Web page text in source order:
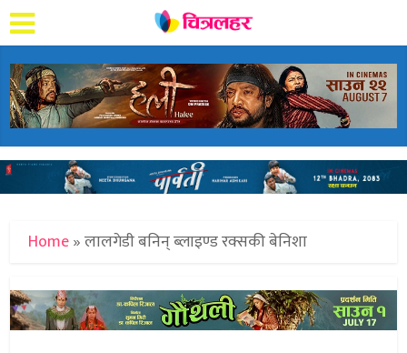
Home»लालगेडी बनिन् ब्लाइण्ड रक्सकी बेनिशा